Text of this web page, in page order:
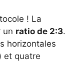
! La
un ratio de 2:3.
horizontales
et quatre